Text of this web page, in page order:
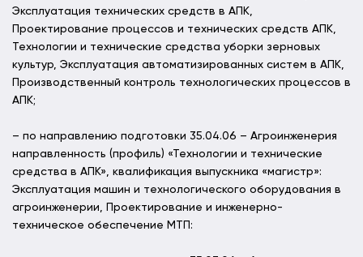
Эксплуатация технических средств в АПК,
Проектирование процессов и технических средств АПК,
Технологии и технические средства уборки зерновых
культур, Эксплуатация автоматизированных систем в АПК,
Производственный контроль технологических процессов в
АПК;
– по направлению подготовки 35.04.06 – Агроинженерия
направленность (профиль) «Технологии и технические
средства в АПК», квалификация выпускника «магистр»:
Эксплуатация машин и технологического оборудования в
агроинженерии, Проектирование и инженерно-
техническое обеспечение МТП: